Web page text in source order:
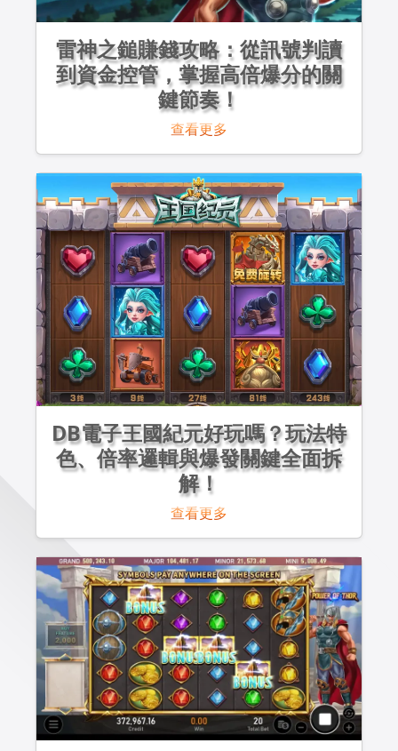
雷神之鎚賺錢攻略：從訊號判讀
到資金控管，掌握高倍爆分的關
鍵節奏！
查看更多
DB電子王國紀元好玩嗎？玩法特
色、倍率邏輯與爆發關鍵全面拆
解！
查看更多